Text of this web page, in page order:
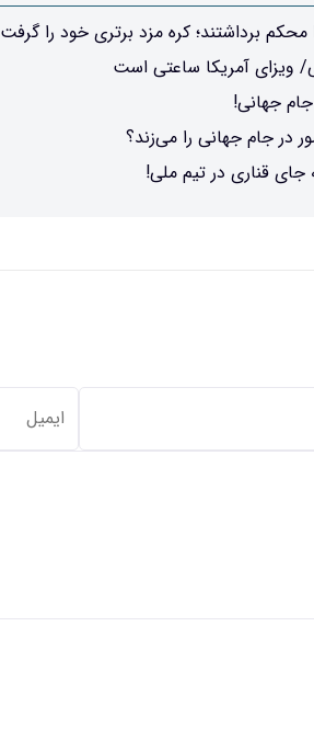
محکم برداشتند؛ کره مزد برتری خود را گرفت
ویزای آمریکا ساعتی است
جهانی!
در جام جهانی را می‌زند؟
قناری در تیم ملی!